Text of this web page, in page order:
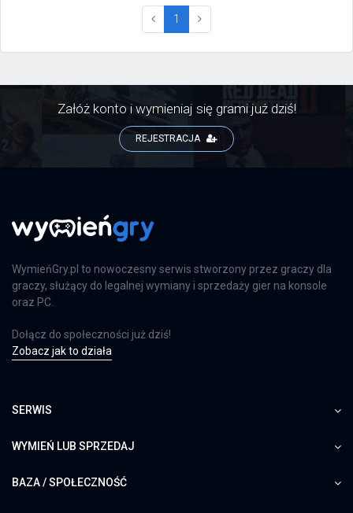
1 (current)
Załóż konto i wymieniaj się grami już dziś!
REJESTRACJA
WymieńGry.pl to nowoczesny serwis stworzony przez graczy dla
graczy, służący do legalnej wymiany i sprzedaży gier na konsole
oraz PC.
Dołącz do społeczności już dziś!
Zobacz jak to działa
SERWIS
WYMIEŃ LUB SPRZEDAJ
BAZA / SPOŁECZNOŚĆ